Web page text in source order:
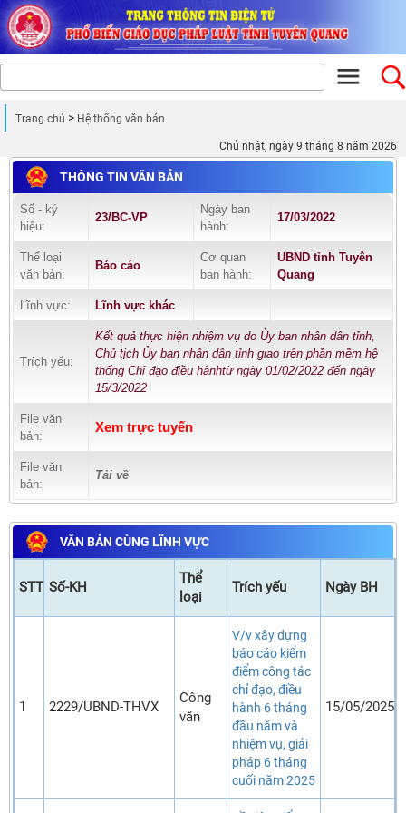
Trang chủ Hệ thống văn bản
Chủ nhật, ngày 9 tháng 8 năm 2026
THÔNG TIN VĂN BẢN
Số - ký
hiệu:
23/BC-VP
Ngày ban
hành:
17/03/2022
Thể loại
văn bản:
Báo cáo
Cơ quan
ban hành:
UBND tỉnh Tuyên
Quang
Lĩnh vực: Lĩnh vực khác
Trích yếu:
Kết quả thực hiện nhiệm vụ do Ủy ban nhân dân tỉnh,
Chủ tịch Ủy ban nhân dân tỉnh giao trên phần mềm hệ
thống Chỉ đạo điều hànhtừ ngày 01/02/2022 đến ngày
15/3/2022
File văn
bản:
Xem trực tuyến
File văn
bản:
Tải về
VĂN BẢN CÙNG LĨNH VỰC
STT Số-KH
Thể
loại
Trích yếu Ngày BH
1 2229/UBND-THVX
Công
văn
V/v xây dựng
báo cáo kiểm
điểm công tác
chỉ đạo, điều
hành 6 tháng
đầu năm và
nhiệm vụ, giải
pháp 6 tháng
cuối năm 2025
15/05/2025